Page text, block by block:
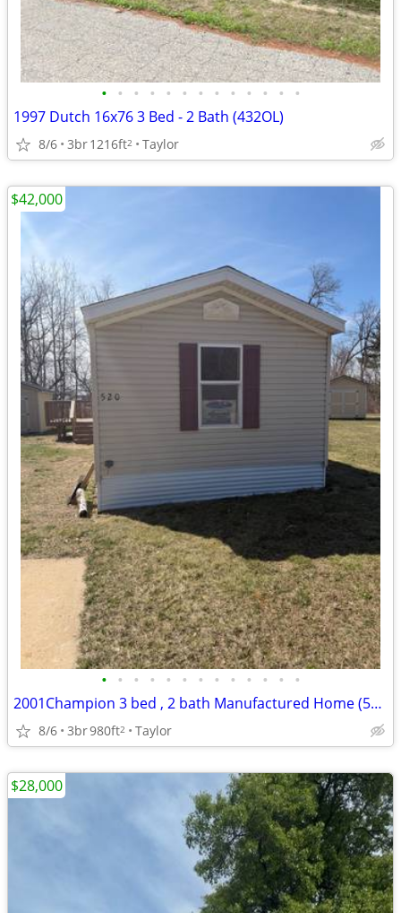
• • • • • • • • • • • • •
1997 Dutch 16x76 3 Bed - 2 Bath (432OL)
8/6 3br1216ft2 Taylor
• • • • • • • • • • • • •
2001Champion 3 bed , 2 bath Manufactured Home (520SP)
8/6 3br980ft2 Taylor
$42,000
$28,000